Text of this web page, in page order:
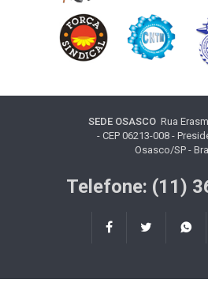
SEDE OSASCORua
- CEP 06213-008 -
Osasco/SP -
Telefone: (11)